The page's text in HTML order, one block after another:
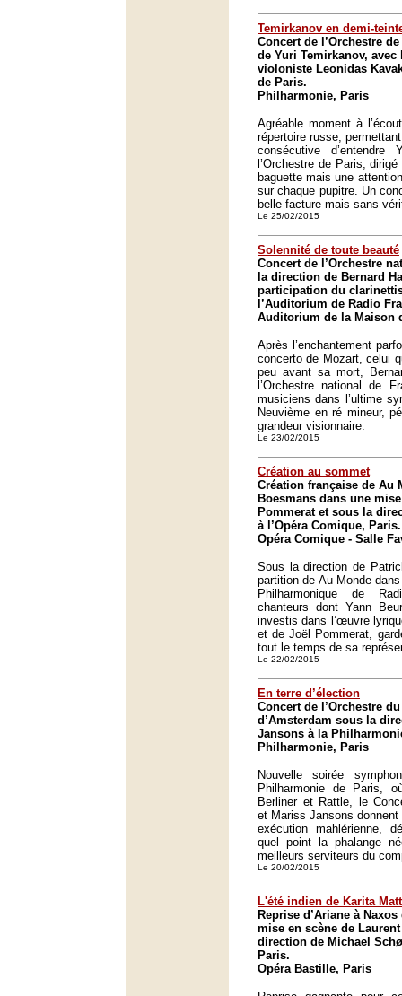
Temirkanov en demi-
Concert de l’Orchestre
de Yuri Temirkanov,
violoniste Leonidas
de Paris.
Philharmonie, Paris
Agréable moment à
répertoire russe,
consécutive d’entendre
l’Orchestre de Paris,
baguette mais une
sur chaque pupitre. Un
belle facture mais sans
Le 25/02/2015
Solennité de toute beauté
Concert de l’Orchestre
la direction de Bernard
participation du
l’Auditorium de Radio
Auditorium de la Maison
Après l’enchantement
concerto de Mozart, celui
peu avant sa mort,
l’Orchestre national de
musiciens dans l’ultime
Neuvième en ré mineur,
grandeur visionnaire.
Le 23/02/2015
Création au sommet
Création française de Au
Boesmans dans une
Pommerat et sous la
à l’Opéra Comique, Paris.
Opéra Comique - Salle
Sous la direction de
partition de Au Monde
Philharmonique de
chanteurs dont Yann
investis dans l’œuvre
et de Joël Pommerat,
tout le temps de sa
Le 22/02/2015
En terre d’élection
Concert de l’Orchestre
d’Amsterdam sous la
Jansons à la
Philharmonie, Paris
Nouvelle soirée
Philharmonie de Paris,
Berliner et Rattle, le
et Mariss Jansons
exécution mahlérienne,
quel point la phalange
meilleurs serviteurs du
Le 20/02/2015
L'été indien de Karita
Reprise d’Ariane à
mise en scène de
direction de Michael
Paris.
Opéra Bastille, Paris